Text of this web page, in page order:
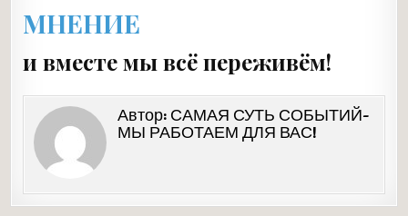
МНЕНИЕ
и вместе мы всё переживём!
Автор: САМАЯ СУТЬ СОБЫТИЙ-
МЫ РАБОТАЕМ ДЛЯ ВАС!